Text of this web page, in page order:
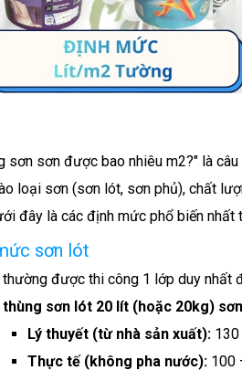
sơn sơn được bao nhiêu m2?" là
loại sơn (sơn lót, sơn phủ), chất
đây là các định mức phổ biến nhất
sơn lót
được thi công 1 lớp duy nhất
thùng sơn lót 20 lít (hoặc 20kg)
Lý thuyết (từ nhà sản xuất): 130
Thực tế (không pha nước): 100